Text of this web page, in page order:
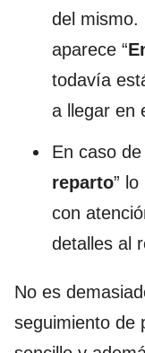
del mismo.
aparece “
todavía
a llegar en
En caso
reparto”
con
detalles al
No es
seguimiento de